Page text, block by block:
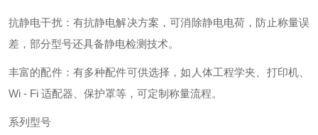
抗静电干扰：有抗静电解决方案，可消除静电电荷，防止称量误
差，部分型号还具备静电检测技术。
丰富的配件：有多种配件可供选择，如人体工程学夹、打印机、
Wi - Fi 适配器、保护罩等，可定制称量流程。
系列型号